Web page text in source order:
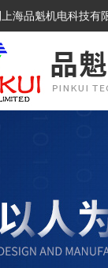
上海品魁机电科技有